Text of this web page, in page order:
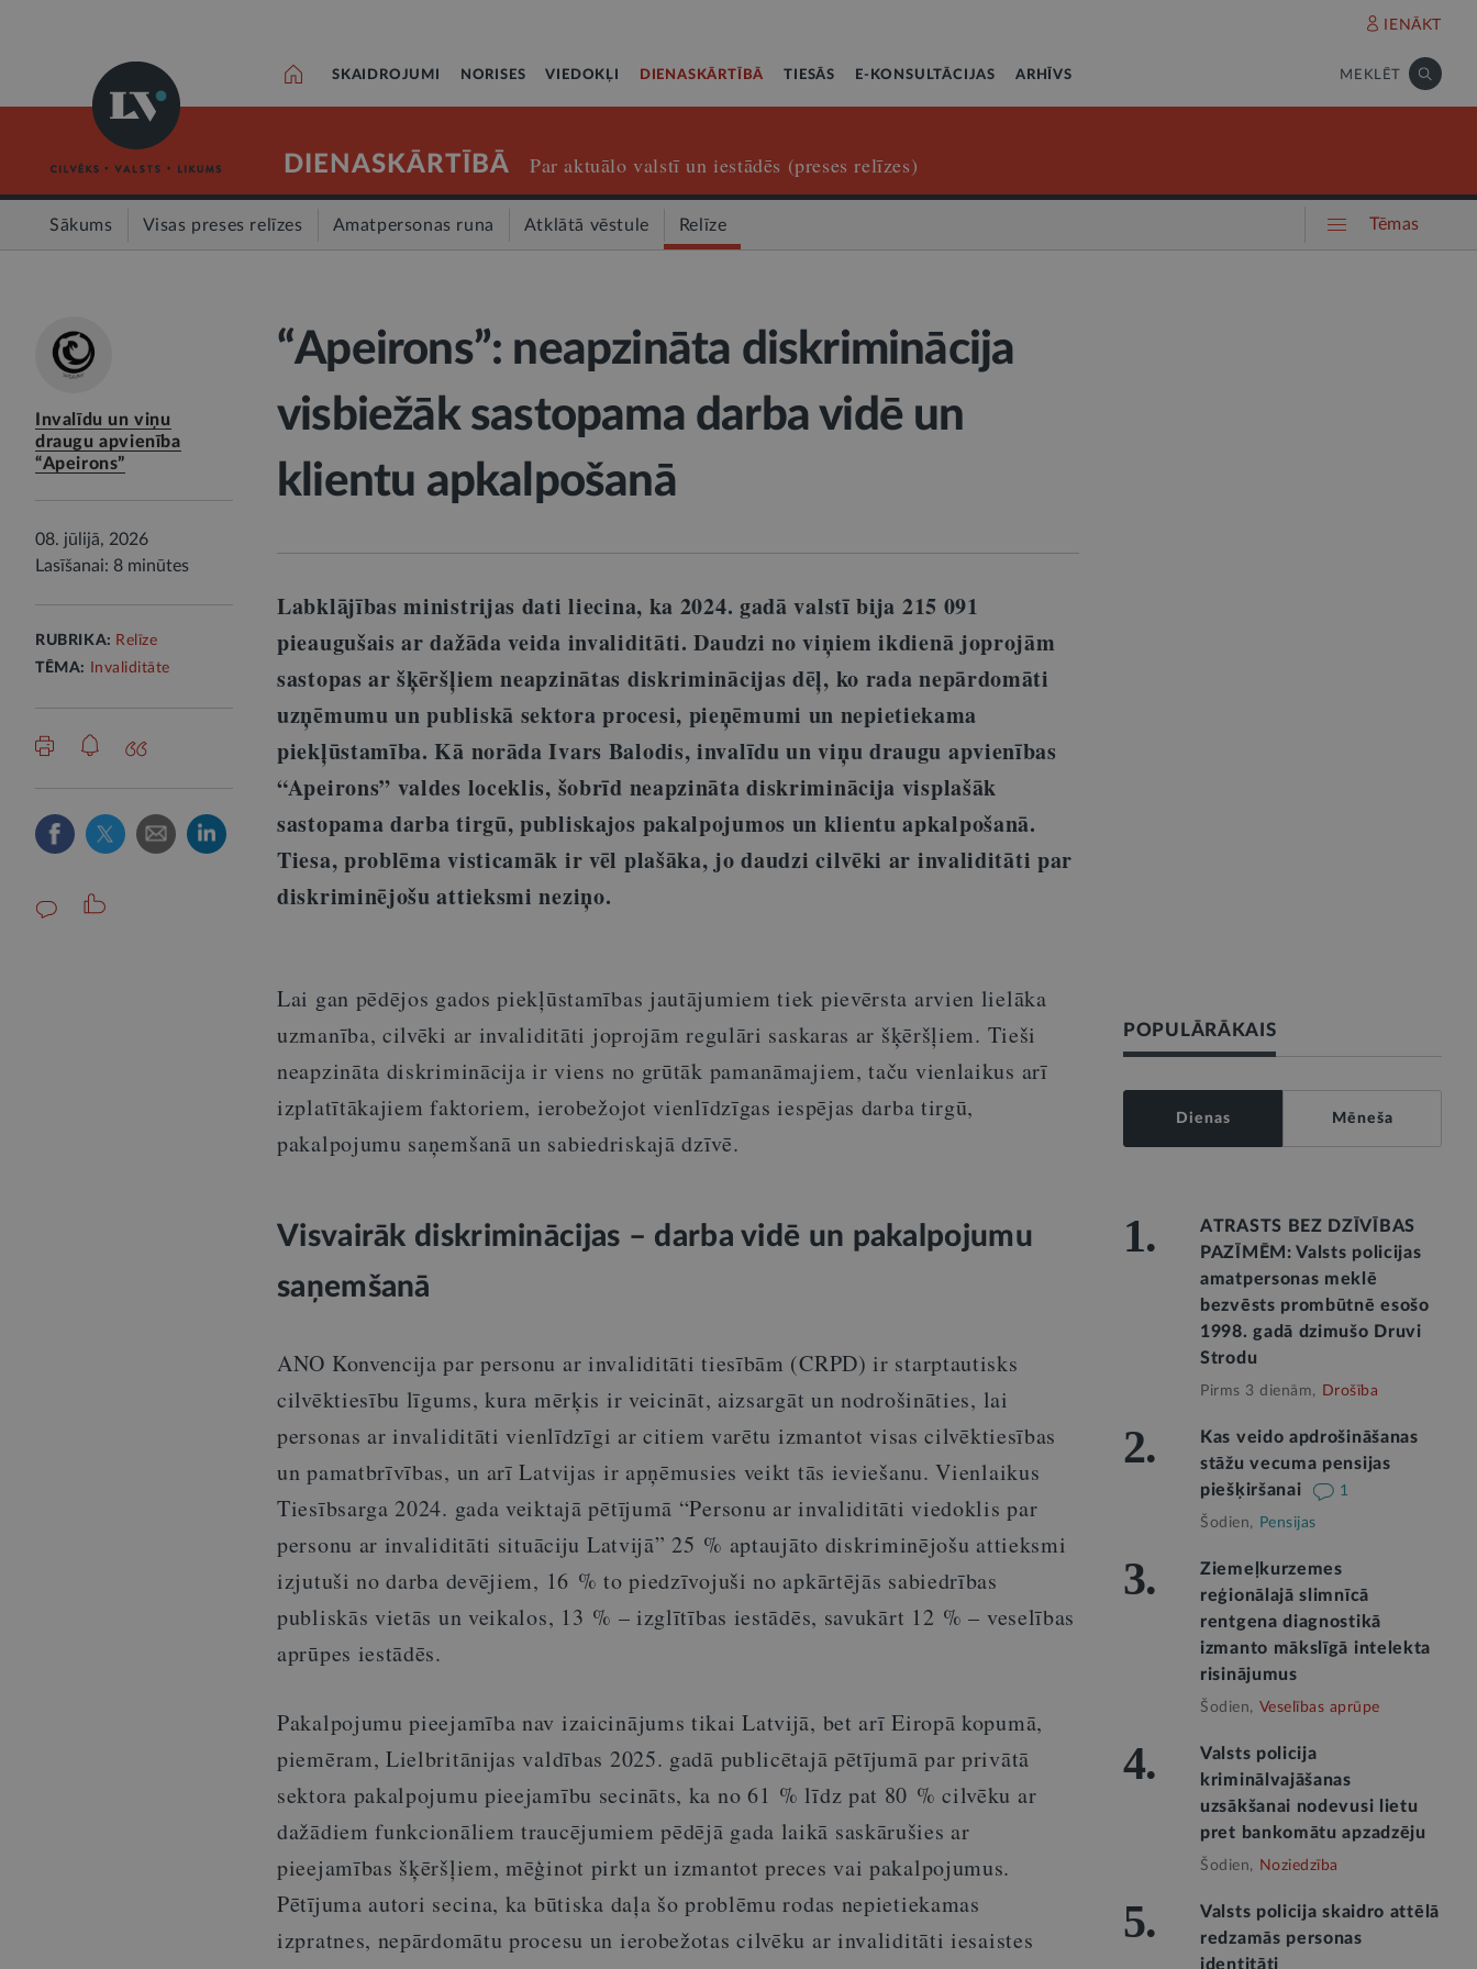
IENĀKT
SKAIDROJUMI NORISES VIEDOKĻI DIENASKĀRTĪBĀ TIESĀS E-KONSULTĀCIJAS ARHĪVS MEKLĒT
DIENASKĀRTĪBĀ Par aktuālo valstī un iestādēs (preses relīzes)
Sākums Visas preses relīzes Amatpersonas runa Atklātā vēstule Relīze Tēmas
Invalīdu un viņu
draugu apvienība
“Apeirons”
08. jūlijā, 2026
Lasīšanai: 8 minūtes
RUBRIKA: Relīze
TĒMA:
Invaliditāte
“Apeirons”: neapzināta diskriminācija
visbiežāk sastopama darba vidē un
klientu apkalpošanā
Labklājības ministrijas dati liecina, ka 2024. gadā valstī bija 215 091
pieaugušais ar dažāda veida invaliditāti. Daudzi no viņiem ikdienā joprojām
sastopas ar šķēršļiem neapzinātas diskriminācijas dēļ, ko rada nepārdomāti
uzņēmumu un publiskā sektora procesi, pieņēmumi un nepietiekama
piekļūstamība. Kā norāda Ivars Balodis, invalīdu un viņu draugu apvienības
“Apeirons” valdes loceklis, šobrīd neapzināta diskriminācija visplašāk
sastopama darba tirgū, publiskajos pakalpojumos un klientu apkalpošanā.
Tiesa, problēma visticamāk ir vēl plašāka, jo daudzi cilvēki ar invaliditāti par
diskriminējošu attieksmi neziņo.
Lai gan pēdējos gados piekļūstamības jautājumiem tiek pievērsta arvien lielāka
uzmanība, cilvēki ar invaliditāti joprojām regulāri saskaras ar šķēršļiem. Tieši
neapzināta diskriminācija ir viens no grūtāk pamanāmajiem, taču vienlaikus arī
izplatītākajiem faktoriem, ierobežojot vienlīdzīgas iespējas darba tirgū,
pakalpojumu saņemšanā un sabiedriskajā dzīvē.
Visvairāk diskriminācijas – darba vidē un pakalpojumu
saņemšanā
ANO Konvencija par personu ar invaliditāti tiesībām (CRPD) ir starptautisks
cilvēktiesību līgums, kura mērķis ir veicināt, aizsargāt un nodrošināties, lai
personas ar invaliditāti vienlīdzīgi ar citiem varētu izmantot visas cilvēktiesības
un pamatbrīvības, un arī Latvijas ir apņēmusies veikt tās ieviešanu. Vienlaikus
Tiesībsarga 2024. gada veiktajā pētījumā “Personu ar invaliditāti viedoklis par
personu ar invaliditāti situāciju Latvijā” 25 % aptaujāto diskriminējošu attieksmi
izjutuši no darba devējiem, 16 % to piedzīvojuši no apkārtējās sabiedrības
publiskās vietās un veikalos, 13 % – izglītības iestādēs, savukārt 12 % – veselības
aprūpes iestādēs.
Pakalpojumu pieejamība nav izaicinājums tikai Latvijā, bet arī Eiropā kopumā,
piemēram, Lielbritānijas valdības 2025. gadā publicētajā pētījumā par privātā
sektora pakalpojumu pieejamību secināts, ka no 61 % līdz pat 80 % cilvēku ar
dažādiem funkcionāliem traucējumiem pēdējā gada laikā saskārušies ar
pieejamības šķēršļiem, mēģinot pirkt un izmantot preces vai pakalpojumus.
Pētījuma autori secina, ka būtiska daļa šo problēmu rodas nepietiekamas
izpratnes, nepārdomātu procesu un ierobežotas cilvēku ar invaliditāti iesaistes
POPULĀRĀKAIS
Dienas Mēneša
1.
ATRASTS BEZ DZĪVĪBAS
PAZĪMĒM: Valsts policijas
amatpersonas meklē
bezvēsts prombūtnē esošo
1998. gadā dzimušo Druvi
Strodu
Pirms 3 dienām, Drošība
2.
Kas veido apdrošināšanas
stāžu vecuma pensijas
piešķiršanai
1
Šodien, Pensijas
3.
Ziemeļkurzemes
reģionālajā slimnīcā
rentgena diagnostikā
izmanto mākslīgā intelekta
risinājumus
Šodien, Veselības aprūpe
4.
Valsts policija
kriminālvajāšanas
uzsākšanai nodevusi lietu
pret bankomātu apzadzēju
Šodien, Noziedzība
5.
Valsts policija skaidro attēlā
redzamās personas
identitāti